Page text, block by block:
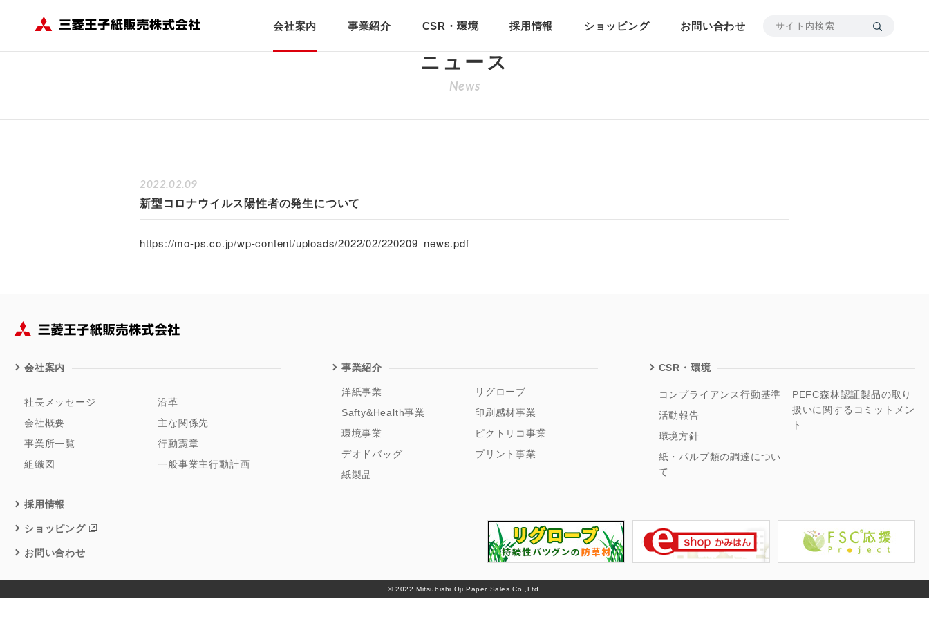
会社案内 事業紹介 CSR・環境 採用情報 ショッピング お問い合わせ
ニュース
News
2022.02.09
新型コロナウイルス陽性者の発生について
https://mo-ps.co.jp/wp-content/uploads/2022/02/220209_news.pdf
会社案内
社長メッセージ
会社概要
事業所一覧
組織図
沿革
主な関係先
行動憲章
一般事業主行動計画
事業紹介
洋紙事業
Safty&Health事業
環境事業
デオドバッグ
紙製品
リグローブ
印刷感材事業
ピクトリコ事業
プリント事業
CSR・環境
コンプライアンス行動基準
活動報告
環境方針
紙・パルプ類の調達につい
て
PEFC森林認証製品の取り
扱いに関するコミットメン
ト
採用情報
ショッピング
お問い合わせ
© 2022 Mitsubishi Oji Paper Sales Co.,Ltd.